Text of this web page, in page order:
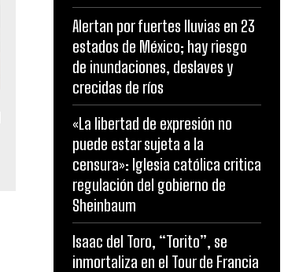
Alertan por fuertes lluvias en 23
estados de México; hay riesgo
de inundaciones, deslaves y
crecidas de ríos
«La libertad de expresión no
puede estar sujeta a la
censura»: Iglesia católica critica
regulación del gobierno de
Sheinbaum
Isaac del Toro, “Torito”, se
inmortaliza en el Tour de Francia